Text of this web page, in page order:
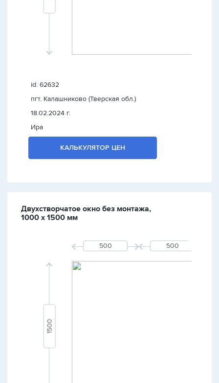
id: 62632
пгт. Калашниково (Тверская обл.)
18.02.2024 г.
Ира
КАЛЬКУЛЯТОР ЦЕН
Двухстворчатое окно без монтажа,
1000 х 1500 мм